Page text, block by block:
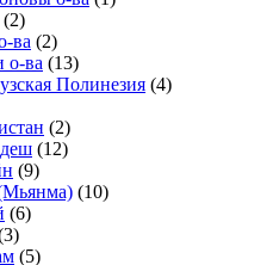
(2)
ва (2)
ва (13)
Полинезия (4)
(2)
(12)
(9)
(10)
(6)
(5)